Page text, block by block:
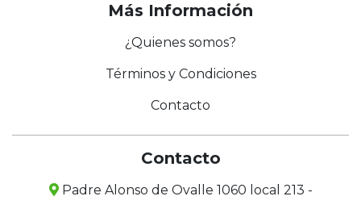
Más Información
¿Quienes somos?
Términos y Condiciones
Contacto
Contacto
Padre Alonso de Ovalle 1060 local 213 -